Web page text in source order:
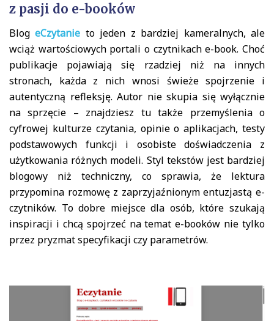
z pasji do e-booków
BlogeCzytanie to jeden z bardziej kameralnych, ale
wciąż wartościowych portali o czytnikach e-book. Choć
publikacje pojawiają się rzadziej niż na innych
stronach, każda z nich wnosi świeże spojrzenie i
autentyczną refleksję. Autor nie skupia się wyłącznie
na sprzęcie – znajdziesz tu także przemyślenia o
cyfrowej kulturze czytania, opinie o aplikacjach, testy
podstawowych funkcji i osobiste doświadczenia z
użytkowania różnych modeli. Styl tekstów jest bardziej
blogowy niż techniczny, co sprawia, że lektura
przypomina rozmowę z zaprzyjaźnionym entuzjastą e-
czytników. To dobre miejsce dla osób, które szukają
inspiracji i chcą spojrzeć na temat e-booków nie tylko
przez pryzmat specyfikacji czy parametrów.